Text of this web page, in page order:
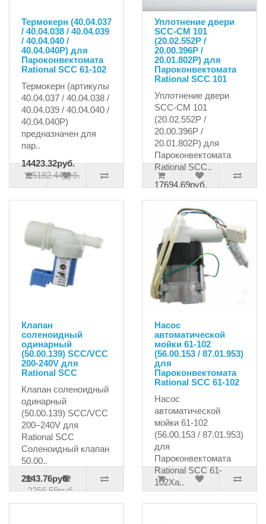
Термокерн (40.04.037
/ 40.04.038 / 40.04.039
/ 40.04.040 /
40.04.040P) для
Пароконвектомата
Rational SCC 61-102
Термокерн (артикулы
40.04.037 / 40.04.038 /
40.04.039 / 40.04.040 /
40.04.040P)
предназначен для
пар..
14423.32руб.
15182.44руб.
Уплотнение двери
SCC-CM 101
(20.02.552P /
20.00.396P /
20.01.802P) для
Пароконвектомата
Rational SCC 101
Уплотнение двери
SCC-CM 101
(20.02.552P /
20.00.396P /
20.01.802P) для
Пароконвектомата
Rational SCC..
17694.69руб.
Клапан
соленоидный
одинарный
(50.00.139) SCC/VCC
200-240V для
Rational SCC
Клапан соленоидный
одинарный
(50.00.139) SCC/VCC
200–240V для
Rational SCC
Соленоидный клапан
50.00..
2143.76руб.
2256.59руб.
Насос
автоматической
мойки 61-102
(56.00.153 / 87.01.953)
для
Пароконвектомата
Rational SCC 61-102
Насос
автоматической
мойки 61-102
(56.00.153 / 87.01.953)
для
Пароконвектомата
Rational SCC 61-
102Ха..